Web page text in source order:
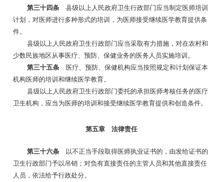
第三十四条
县级以上人民政府卫生行政部门应当制定医师培训
计划，对医师进行多种形式的培训，为医师接受继续医学教育提供条
件。
县级以上人民政府卫生行政部门应当采取有力措施，对在农村和
少数民族地区从事医疗、预防、保健业务的医务人员实施培训。
第三十五条
医疗、预防、保健机构应当按照规定和计划保证本
机构医师的培训和继续医学教育。
县级以上人民政府卫生行政部门委托的承担医师考核任务的医疗
卫生机构，应当为医师的培训和接受继续医学教育提供和创造条件。
第五章 法律责任
第三十六条
以不正当手段取得医师执业证书的，由发给证书的
卫生行政部门予以吊销；对负有直接责任的主管人员和其他直接责任
人员，依法给予行政处分。